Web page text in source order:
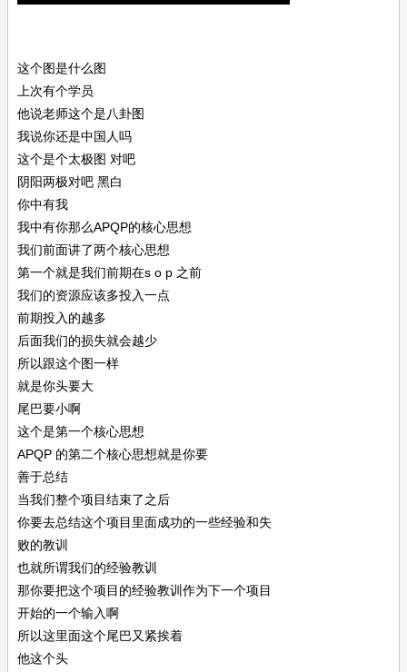
这个图是什么图
上次有个学员
他说老师这个是八卦图
我说你还是中国人吗
这个是个太极图 对吧
阴阳两极对吧 黑白
你中有我
我中有你那么APQP的核心思想
我们前面讲了两个核心思想
第一个就是我们前期在s o p 之前
我们的资源应该多投入一点
前期投入的越多
后面我们的损失就会越少
所以跟这个图一样
就是你头要大
尾巴要小啊
这个是第一个核心思想
APQP 的第二个核心思想就是你要
善于总结
当我们整个项目结束了之后
你要去总结这个项目里面成功的一些经验和失
败的教训
也就所谓我们的经验教训
那你要把这个项目的经验教训作为下一个项目
开始的一个输入啊
所以这里面这个尾巴又紧挨着
他这个头